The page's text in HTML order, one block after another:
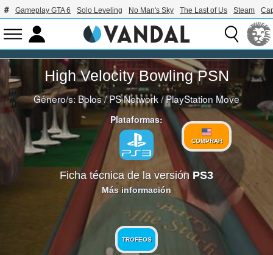
Gameplay GTA 6 Solo Leveling No Man's Sky The Last of Us Steam
High Velocity Bowling PSN
Género/s: Bolos/PS Network/PlayStation Move
Plataformas:
COMPRAR
Ficha técnica de la versión PS3
Más información
TROFEOS